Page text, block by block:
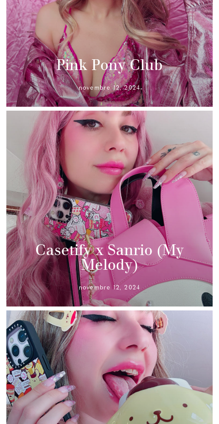
Pink Pony Club
novembre 12, 2024
Casetify x Sanrio (My
Melody)
novembre 12, 2024